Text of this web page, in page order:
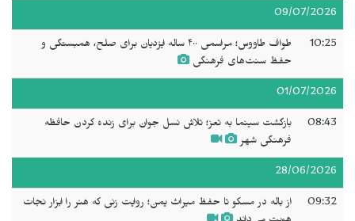
09/07/2026
10:25
طواف طاووس؛ مراسمی ۴۰۰ ساله ایزدیان برای صلح، همبستگی و
حفظ سنت‌های فرهنگی
01/07/2026
08:43
بازگشت سینما به تعز؛ تلاش نسل جوان برای زنده کردن حافظه
فرهنگی شهر
28/06/2026
09:32
از باله در مسکو تا حفظ میراث یمن؛ روایت زنی که هنر را ابزار نجات